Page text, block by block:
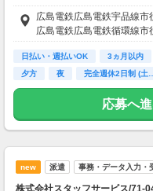
◇◆ 月収例 ◆◇
・時給1200円×8ｈ×20日間
スタッフサービスは、しっ
働き方・収入・大事なこと
けるのって心強い♪
【給与支払】
日払い
広島電鉄広島電鉄宇品線市
広島電鉄広島電鉄循環線市
日払い・週払いOK 3ヵ月以内
夕方
夜 完全週休2日制 (土…
応募へ
new 派遣 事務・データ入力・
株式会社スタッフサービス/71-